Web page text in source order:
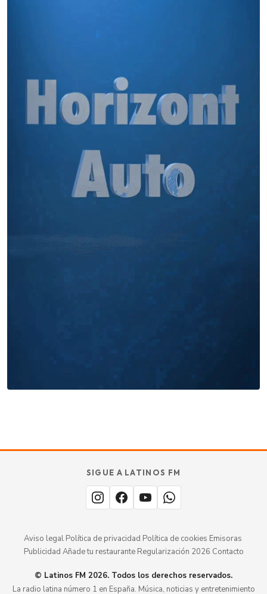
TU SABOR
MERECE
ESTARaquí.
SIGUE A LATINOS FM
Aviso legal· Política de privacidad Política de cookies Emisoras
Publicidad Añade tu restaurante· Regularización 2026 Contacto
© Latinos FM 2026. Todos los derechos reservados.
La radio latina número 1 en España. Música, noticias y entretenimiento